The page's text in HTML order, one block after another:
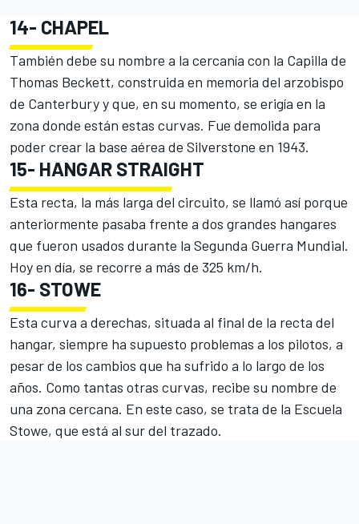
14- CHAPEL
También debe su nombre a la cercanía con la Capilla de
Thomas Beckett, construida en memoria del arzobispo
de Canterbury y que, en su momento, se erigía en la
zona donde están estas curvas. Fue demolida para
poder crear la base aérea de Silverstone en 1943.
15- HANGAR STRAIGHT
Esta recta, la más larga del circuito, se llamó así porque
anteriormente pasaba frente a dos grandes hangares
que fueron usados durante la Segunda Guerra Mundial.
Hoy en día, se recorre a más de 325 km/h.
16- STOWE
Esta curva a derechas, situada al final de la recta del
hangar, siempre ha supuesto problemas a los pilotos, a
pesar de los cambios que ha sufrido a lo largo de los
años. Como tantas otras curvas, recibe su nombre de
una zona cercana. En este caso, se trata de la Escuela
Stowe, que está al sur del trazado.